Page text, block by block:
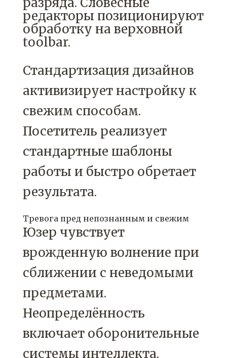
редакторы позиционируют
обработку на верховной
toolbar.
Стандартизация дизайнов
активизирует настройку к
свежим способам.
Посетитель реализует
стандартные шаблоны
работы и быстро обретает
результата.
Тревога пред непознанным и свежим
Юзер чувствует
врожденную волнение при
сближении с неведомыми
предметами.
Неопределённость
включает оборонительные
системы интеллекта.